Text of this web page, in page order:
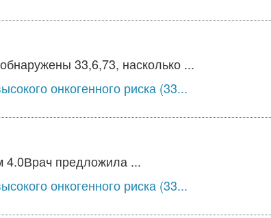
33,6,73, насколько ...
онкогенного риска (33...
4.0Врач предложила ...
онкогенного риска (33...